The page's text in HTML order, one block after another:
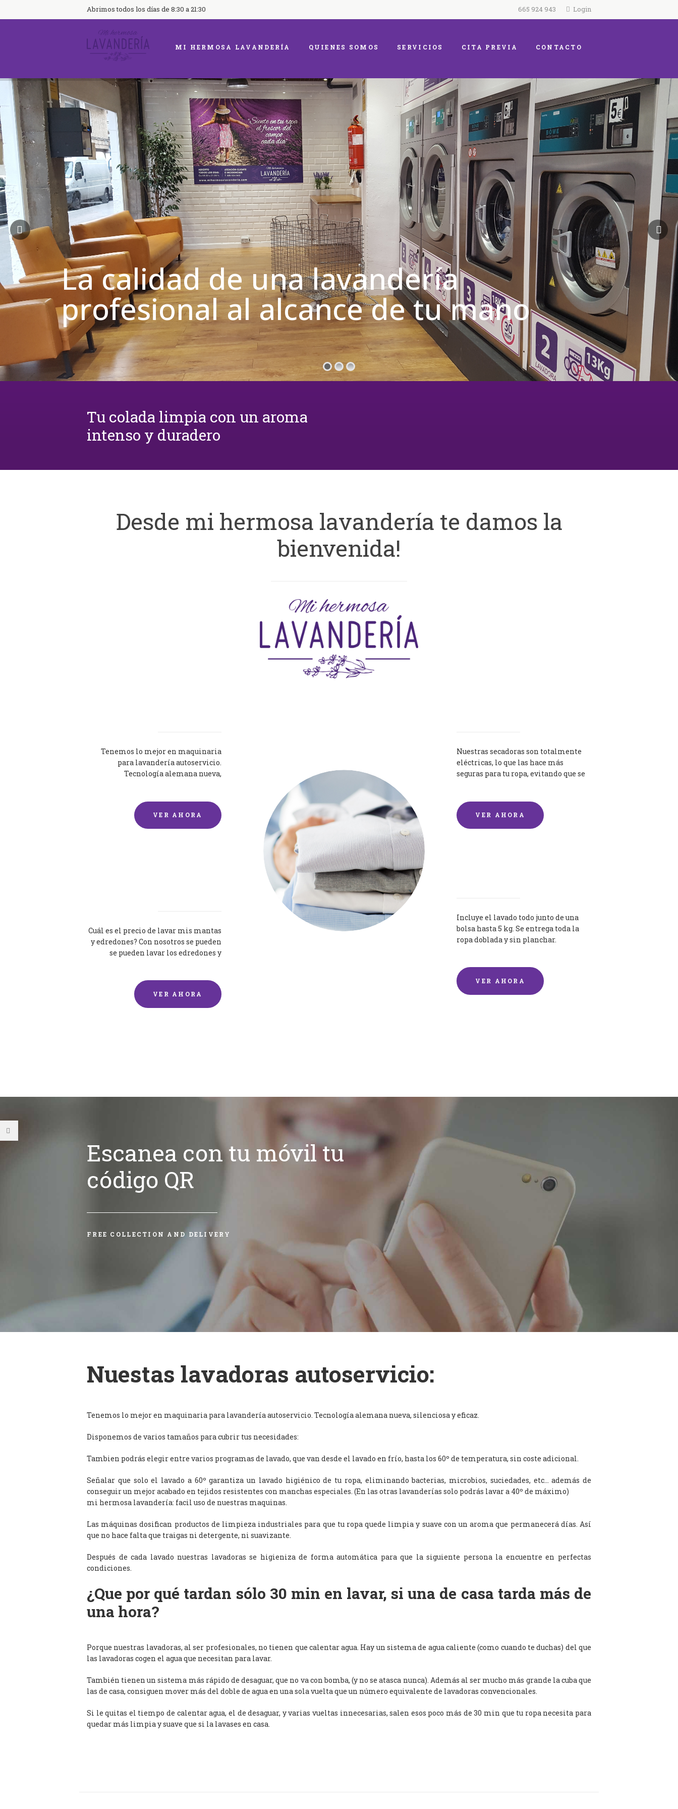
Abrimos todos los días de 8:30 a 21:30 665 924 943 Login
MI HERMOSA LAVANDERÍA QUIENES SOMOS SERVICIOS CITA PREVIA CONTACTO
La calidad de una lavandería
profesional al alcance de tu mano
Tu colada limpia con un aroma
intenso y duradero
Desde mi hermosa lavandería te damos la
bienvenida!
Tenemos lo mejor en maquinaria
para lavandería autoservicio.
Tecnología alemana nueva,
VER AHORA
Nuestras secadoras son totalmente
eléctricas, lo que las hace más
seguras para tu ropa, evitando que se
VER AHORA
Cuál es el precio de lavar mis mantas
y edredones? Con nosotros se pueden
se pueden lavar los edredones y
VER AHORA
Incluye el lavado todo junto de una
bolsa hasta 5 kg. Se entrega toda la
ropa doblada y sin planchar.
VER AHORA
Escanea con tu móvil tu
código QR
FREE COLLECTION AND DELIVERY
Nuestas lavadoras autoservicio:
Tenemos lo mejor en maquinaria para lavandería autoservicio. Tecnología alemana nueva, silenciosa y eficaz.
Disponemos de varios tamaños para cubrir tus necesidades:
Tambien podrás elegir entre varios programas de lavado, que van desde el lavado en frío, hasta los 60º de temperatura, sin coste adicional.
Señalar que solo el lavado a 60º garantiza un lavado higiénico de tu ropa, eliminando bacterias, microbios, suciedades, etc… además de
conseguir un mejor acabado en tejidos resistentes con manchas especiales. (En las otras lavanderías solo podrás lavar a 40º de máximo)
mi hermosa lavandería: facil uso de nuestras maquinas.
Las máquinas dosifican productos de limpieza industriales para que tu ropa quede limpia y suave con un aroma que permanecerá días. Así
que no hace falta que traigas ni detergente, ni suavizante.
Después de cada lavado nuestras lavadoras se higieniza de forma automática para que la siguiente persona la encuentre en perfectas
condiciones.
¿Que por qué tardan sólo 30 min en lavar, si una de casa tarda más de
una hora?
Porque nuestras lavadoras, al ser profesionales, no tienen que calentar agua. Hay un sistema de agua caliente (como cuando te duchas) del que
las lavadoras cogen el agua que necesitan para lavar.
También tienen un sistema más rápido de desaguar, que no va con bomba, (y no se atasca nunca). Además al ser mucho más grande la cuba que
las de casa, consiguen mover más del doble de agua en una sola vuelta que un número equivalente de lavadoras convencionales.
Si le quitas el tiempo de calentar agua, el de desaguar, y varias vueltas innecesarias, salen esos poco más de 30 min que tu ropa necesita para
quedar más limpia y suave que si la lavases en casa.